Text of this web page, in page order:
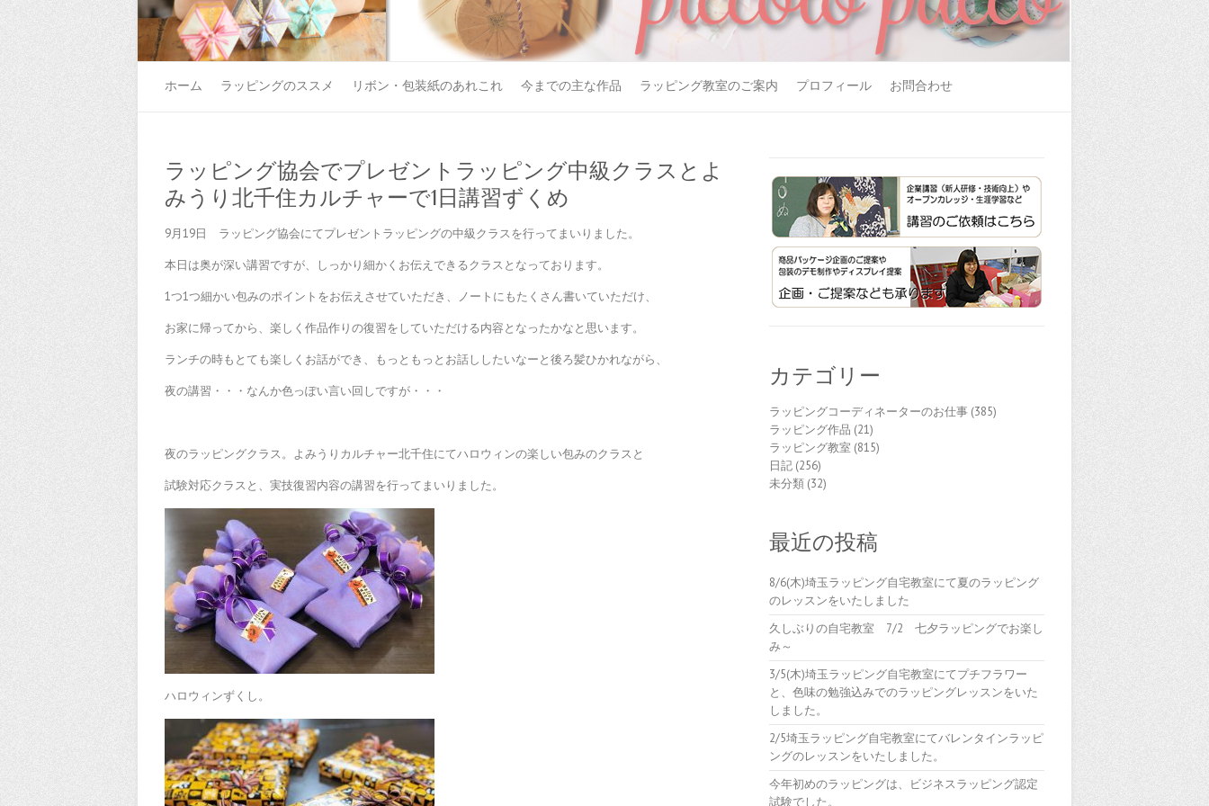
ホーム ラッピングのススメ リボン・包装紙のあれこれ 今までの主な作品 ラッピング教室のご案内 プロフィール お問合わせ
ラッピング協会でプレゼントラッピング中級クラスとよ
みうり北千住カルチャーで1日講習ずくめ
9月19日 ラッピング協会にてプレゼントラッピングの中級クラスを行ってまいりました。
本日は奥が深い講習ですが、しっかり細かくお伝えできるクラスとなっております。
1つ1つ細かい包みのポイントをお伝えさせていただき、ノートにもたくさん書いていただけ、
お家に帰ってから、楽しく作品作りの復習をしていただける内容となったかなと思います。
ランチの時もとても楽しくお話ができ、もっともっとお話ししたいなーと後ろ髪ひかれながら、
夜の講習・・・なんか色っぽい言い回しですが・・・
夜のラッピングクラス。よみうりカルチャー北千住にてハロウィンの楽しい包みのクラスと
試験対応クラスと、実技復習内容の講習を行ってまいりました。
ハロウィンずくし。
カテゴリー
ラッピングコーディネーターのお仕事(385)
ラッピング作品 (21)
ラッピング教室 (815)
日記(256)
未分類(32)
最近の投稿
8/6(木)埼玉ラッピング自宅教室にて夏のラッピング
のレッスンをいたしました
久しぶりの自宅教室 7/2 七夕ラッピングでお楽し
み～
3/5(木)埼玉ラッピング自宅教室にてプチフラワー
と、色味の勉強込みでのラッピングレッスンをいた
しました。
2/5埼玉ラッピング自宅教室にてバレンタインラッピ
ングのレッスンをいたしました。
今年初めのラッピングは、ビジネスラッピング認定
試験でした。